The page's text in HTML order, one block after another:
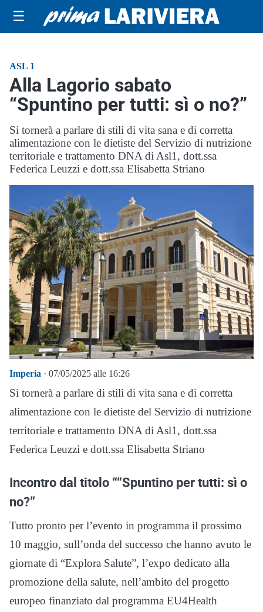
☰
ASL 1
Alla Lagorio sabato
“Spuntino per tutti: sì o no?”
Si tornerà a parlare di stili di vita sana e di corretta
alimentazione con le dietiste del Servizio di nutrizione
territoriale e trattamento DNA di Asl1, dott.ssa
Federica Leuzzi e dott.ssa Elisabetta Striano
Imperia · 07/05/2025 alle 16:26
Si tornerà a parlare di stili di vita sana e di corretta
alimentazione con le dietiste del Servizio di nutrizione
territoriale e trattamento DNA di Asl1, dott.ssa
Federica Leuzzi e dott.ssa Elisabetta Striano
Incontro dal titolo ““Spuntino per tutti: sì o
no?”
Tutto pronto per l’evento in programma il prossimo
10 maggio, sull’onda del successo che hanno avuto le
giornate di “Explora Salute”, l’expo dedicato alla
promozione della salute, nell’ambito del progetto
europeo finanziato dal programma EU4Health